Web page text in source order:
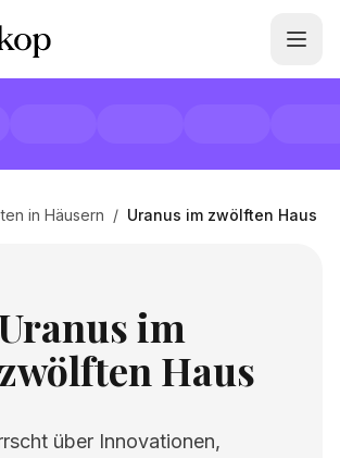
in Häusern / Uranus im zwölften Haus
im
zwölften Haus
über Innovationen,